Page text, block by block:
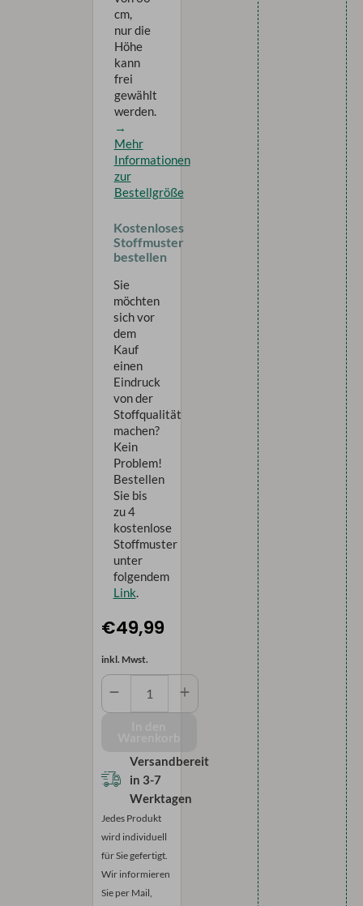
cm,
nur die
Höhe
kann
frei
gewählt
werden.
→
Mehr
Informationen
zur
Bestellgröße
Kostenloses
Stoffmuster
bestellen
Sie
möchten
sich vor
dem
Kauf
einen
Eindruck
von der
Stoffqualität
machen?
Kein
Problem!
Bestellen
Sie bis
zu 4
kostenlose
Stoffmuster
unter
folgendem
Link.
€49,99
inkl. Mwst.
Blickdichte
Schiebegardine
Menge
Versandbereit
in 3-7
Werktagen
Jedes Produkt
wird individuell
für Sie gefertigt.
Wir informieren
Sie per Mail,